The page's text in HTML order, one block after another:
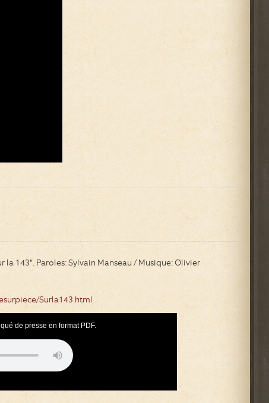
143". Paroles: Sylvain Manseau / Musique: Olivier
Surla143.html